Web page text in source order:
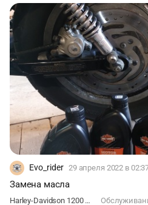
Evo_rider 29 апреля 2022 в
Замена масла
Harley-Davidson 1200 Sportster Custom